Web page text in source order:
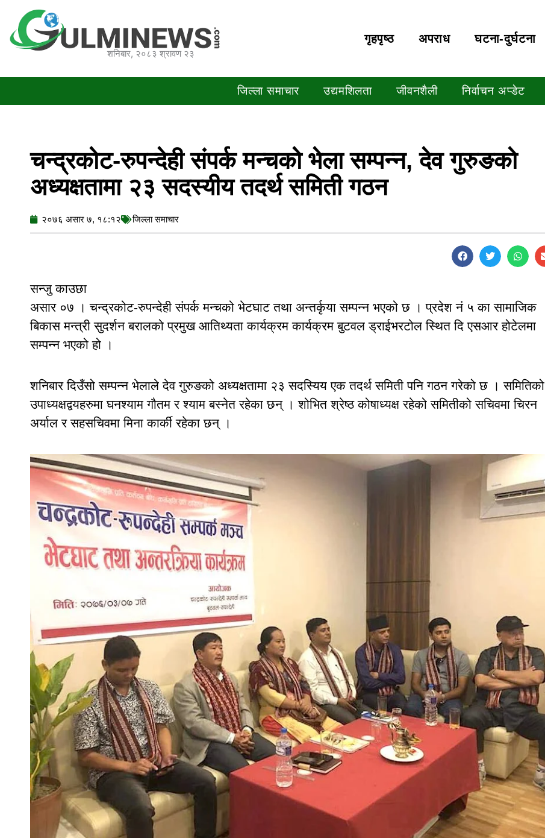
content
शनिबार, २०८३ श्रावण २३
गृहपृष्‍ठ अपराध घटना-दुर्घटना
जिल्ला समाचार उद्यमशिलता जीवनशैली निर्वाचन अप्डेट
चन्द्रकोट-रुपन्देही संपर्क मन्चको भेला सम्पन्न, देव गुरुङको
अध्यक्षतामा २३ सदस्यीय तदर्थ समिती गठन
२०७६ असार ७, १८:१२ जिल्ला समाचार
सन्जु काउछा
असार ०७ । चन्द्रकोट-रुपन्देही संपर्क मन्चको भेटघाट तथा अन्तर्कृया सम्पन्न भएको छ । प्रदेश नं ५ का सामाजिक
बिकास मन्त्री सुदर्शन बरालको प्रमुख आतिथ्यता कार्यक्रम कार्यक्रम बुटवल ड्राईभरटोल स्थित दि एसआर होटेलमा
सम्पन्न भएको हो ।
शनिबार दिउँसो सम्पन्न भेलाले देव गुरुङको अध्यक्षतामा २३ सदस्यिय एक तदर्थ समिती पनि गठन गरेको छ । समितिको
उपाध्यक्षद्वयहरुमा घनश्याम गौतम र श्याम बस्नेत रहेका छन् । शोभित श्रेष्ठ कोषाध्यक्ष रहेको समितीको सचिवमा चिरन
अर्याल र सहसचिवमा मिना कार्की रहेका छन् ।